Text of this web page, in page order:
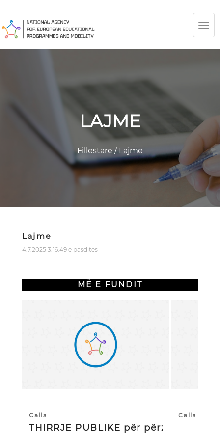
LAJME
Fillestare/Lajme
Lajme
4.7.2025 3:16:49 e pasdites
MË E FUNDIT
Calls
THIRRJE PUBLIKE për përzgjedhj
Calls